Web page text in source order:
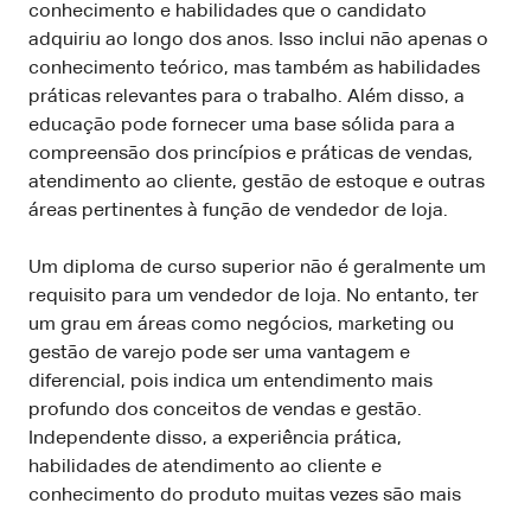
conhecimento e habilidades que o candidato
adquiriu ao longo dos anos. Isso inclui não apenas o
conhecimento teórico, mas também as habilidades
práticas relevantes para o trabalho. Além disso, a
educação pode fornecer uma base sólida para a
compreensão dos princípios e práticas de vendas,
atendimento ao cliente, gestão de estoque e outras
áreas pertinentes à função de vendedor de loja.
Um diploma de curso superior não é geralmente um
requisito para um vendedor de loja. No entanto, ter
um grau em áreas como negócios, marketing ou
gestão de varejo pode ser uma vantagem e
diferencial, pois indica um entendimento mais
profundo dos conceitos de vendas e gestão.
Independente disso, a experiência prática,
habilidades de atendimento ao cliente e
conhecimento do produto muitas vezes são mais